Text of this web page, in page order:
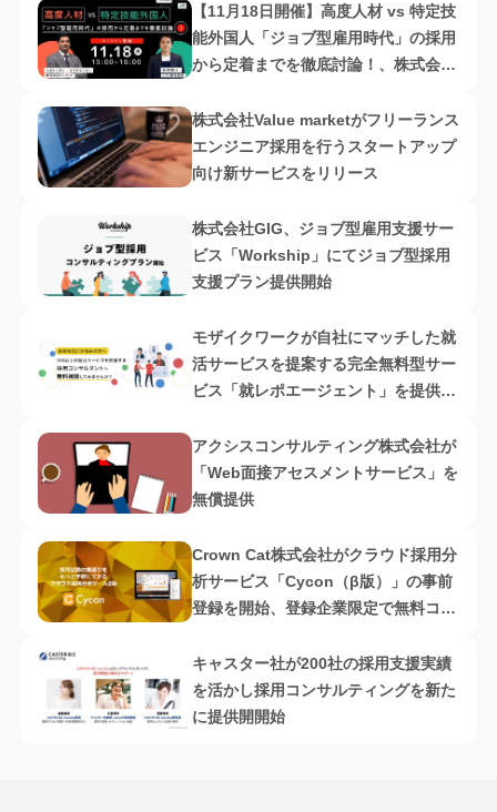
【11月18日開催】高度人材 vs 特定技
能外国人「ジョブ型雇用時代」の採用
から定着までを徹底討論！、株式会社
株式会社Value marketがフリーランス
エンジニア採用を行うスタートアップ
向け新サービスをリリース
株式会社GIG、ジョブ型雇用支援サー
ビス「Workship」にてジョブ型採用
支援プラン提供開始
モザイクワークが自社にマッチした就
活サービスを提案する完全無料型サー
ビス「就レポエージェント」を提供開
アクシスコンサルティング株式会社が
「Web面接アセスメントサービス」を
無償提供
Crown Cat株式会社がクラウド採用分
析サービス「Cycon（β版）」の事前
登録を開始、登録企業限定で無料コン
キャスター社が200社の採用支援実績
を活かし採用コンサルティングを新た
に提供開開始